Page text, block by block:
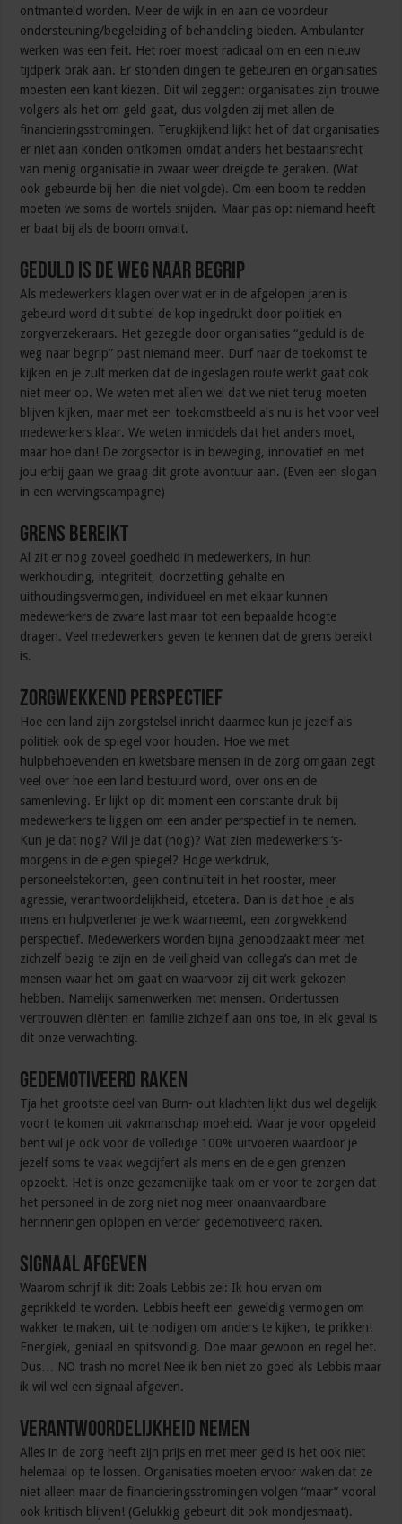
ontmanteld worden. Meer de wijk in en aan de voordeur
ondersteuning/begeleiding of behandeling bieden. Ambulanter
werken was een feit. Het roer moest radicaal om en een nieuw
tijdperk brak aan. Er stonden dingen te gebeuren en organisaties
moesten een kant kiezen. Dit wil zeggen: organisaties zijn trouwe
volgers als het om geld gaat, dus volgden zij met allen de
financieringsstromingen. Terugkijkend lijkt het of dat organisaties
er niet aan konden ontkomen omdat anders het bestaansrecht
van menig organisatie in zwaar weer dreigde te geraken. (Wat
ook gebeurde bij hen die niet volgde). Om een boom te redden
moeten we soms de wortels snijden. Maar pas op: niemand heeft
er baat bij als de boom omvalt.
Geduld is de weg naar begrip
Als medewerkers klagen over wat er in de afgelopen jaren is
gebeurd word dit subtiel de kop ingedrukt door politiek en
zorgverzekeraars. Het gezegde door organisaties “geduld is de
weg naar begrip” past niemand meer. Durf naar de toekomst te
kijken en je zult merken dat de ingeslagen route werkt gaat ook
niet meer op. We weten met allen wel dat we niet terug moeten
blijven kijken, maar met een toekomstbeeld als nu is het voor veel
medewerkers klaar. We weten inmiddels dat het anders moet,
maar hoe dan! De zorgsector is in beweging, innovatief en met
jou erbij gaan we graag dit grote avontuur aan. (Even een slogan
in een wervingscampagne)
Grens bereikt
Al zit er nog zoveel goedheid in medewerkers, in hun
werkhouding, integriteit, doorzetting gehalte en
uithoudingsvermogen, individueel en met elkaar kunnen
medewerkers de zware last maar tot een bepaalde hoogte
dragen. Veel medewerkers geven te kennen dat de grens bereikt
is.
Zorgwekkend perspectief
Hoe een land zijn zorgstelsel inricht daarmee kun je jezelf als
politiek ook de spiegel voor houden. Hoe we met
hulpbehoevenden en kwetsbare mensen in de zorg omgaan zegt
veel over hoe een land bestuurd word, over ons en de
samenleving. Er lijkt op dit moment een constante druk bij
medewerkers te liggen om een ander perspectief in te nemen.
Kun je dat nog? Wil je dat (nog)? Wat zien medewerkers ‘s-
morgens in de eigen spiegel? Hoge werkdruk,
personeelstekorten, geen continuïteit in het rooster, meer
agressie, verantwoordelijkheid, etcetera. Dan is dat hoe je als
mens en hulpverlener je werk waarneemt, een zorgwekkend
perspectief. Medewerkers worden bijna genoodzaakt meer met
zichzelf bezig te zijn en de veiligheid van collega’s dan met de
mensen waar het om gaat en waarvoor zij dit werk gekozen
hebben. Namelijk samenwerken met mensen. Ondertussen
vertrouwen cliënten en familie zichzelf aan ons toe, in elk geval is
dit onze verwachting.
Gedemotiveerd raken
Tja het grootste deel van Burn- out klachten lijkt dus wel degelijk
voort te komen uit vakmanschap moeheid. Waar je voor opgeleid
bent wil je ook voor de volledige 100% uitvoeren waardoor je
jezelf soms te vaak wegcijfert als mens en de eigen grenzen
opzoekt. Het is onze gezamenlijke taak om er voor te zorgen dat
het personeel in de zorg niet nog meer onaanvaardbare
herinneringen oplopen en verder gedemotiveerd raken.
Signaal afgeven
Waarom schrijf ik dit: Zoals Lebbis zei: Ik hou ervan om
geprikkeld te worden. Lebbis heeft een geweldig vermogen om
wakker te maken, uit te nodigen om anders te kijken, te prikken!
Energiek, geniaal en spitsvondig. Doe maar gewoon en regel het.
Dus… NO trash no more! Nee ik ben niet zo goed als Lebbis maar
ik wil wel een signaal afgeven.
Verantwoordelijkheid nemen
Alles in de zorg heeft zijn prijs en met meer geld is het ook niet
helemaal op te lossen. Organisaties moeten ervoor waken dat ze
niet alleen maar de financieringsstromingen volgen “maar” vooral
ook kritisch blijven! (Gelukkig gebeurt dit ook mondjesmaat).